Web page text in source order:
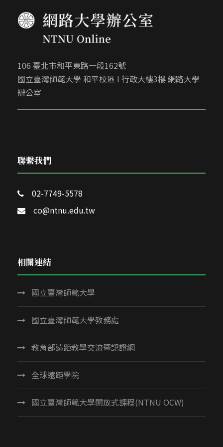
106 臺北市和平東路一段162號
國立臺灣師範大學 和平校區 I 行政大樓3樓 網路大學
辦公室
聯繫我們
02-7749-5578
co@ntnu.edu.tw
相關連結
國立臺灣師範大學
國立臺灣師範大學教務處
教育部遠距教學交流暨認證網
全球遠距學院
國立臺灣師範大學開放式課程(NTNU OCW)